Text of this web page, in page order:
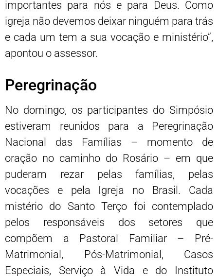
importantes para nós e para Deus. Como
igreja não devemos deixar ninguém para trás
e cada um tem a sua vocação e ministério”,
apontou o assessor.
Peregrinação
No domingo, os participantes do Simpósio
estiveram reunidos para a Peregrinação
Nacional das Famílias – momento de
oração no caminho do Rosário – em que
puderam rezar pelas famílias, pelas
vocações e pela Igreja no Brasil. Cada
mistério do Santo Terço foi contemplado
pelos responsáveis dos setores que
compõem a Pastoral Familiar – Pré-
Matrimonial, Pós-Matrimonial, Casos
Especiais, Serviço à Vida e do Instituto